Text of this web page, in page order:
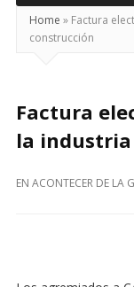
Home » Factura
construcción
Factura
la
EN ACONTECER DE LA